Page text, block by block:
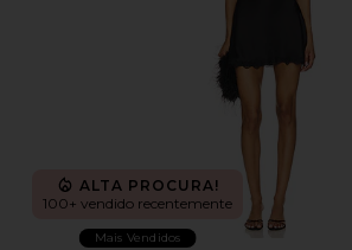
ALTA PROCURA!
100+ vendido recentemente
Mais Vendidos